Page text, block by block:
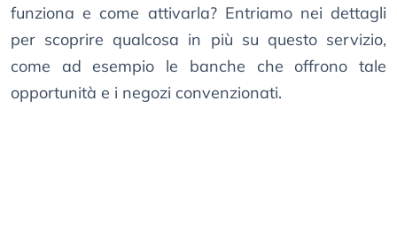
funziona e come attivarla? Entriamo nei dettagli
per scoprire qualcosa in più su questo servizio,
come ad esempio le banche che offrono tale
opportunità e i negozi convenzionati.